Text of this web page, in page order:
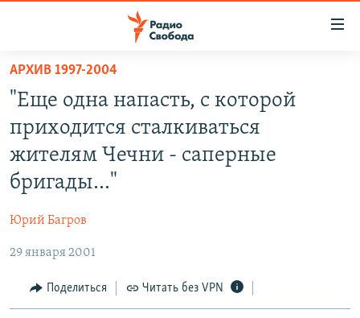
упрощенного
доступа
основному
содержанию
Вернутся
навигации
Вернутся
ПРОГРАММЫ
ПОДКАСТЫ
АВТОРСКИЕ ПРОЕКТЫ
ЦИТАТЫ СВОБОДЫ
КУЛЬТУРА
IDEL.РЕАЛИИ
КАВКАЗ.РЕАЛИИ
АРХИВ 1997-2004
"Еще одна напасть, с которой
приходится сталкиваться
жителям Чечни - саперные
бригады..."
Юрий Багров
29 января 2001
Поделиться Читать без VPN